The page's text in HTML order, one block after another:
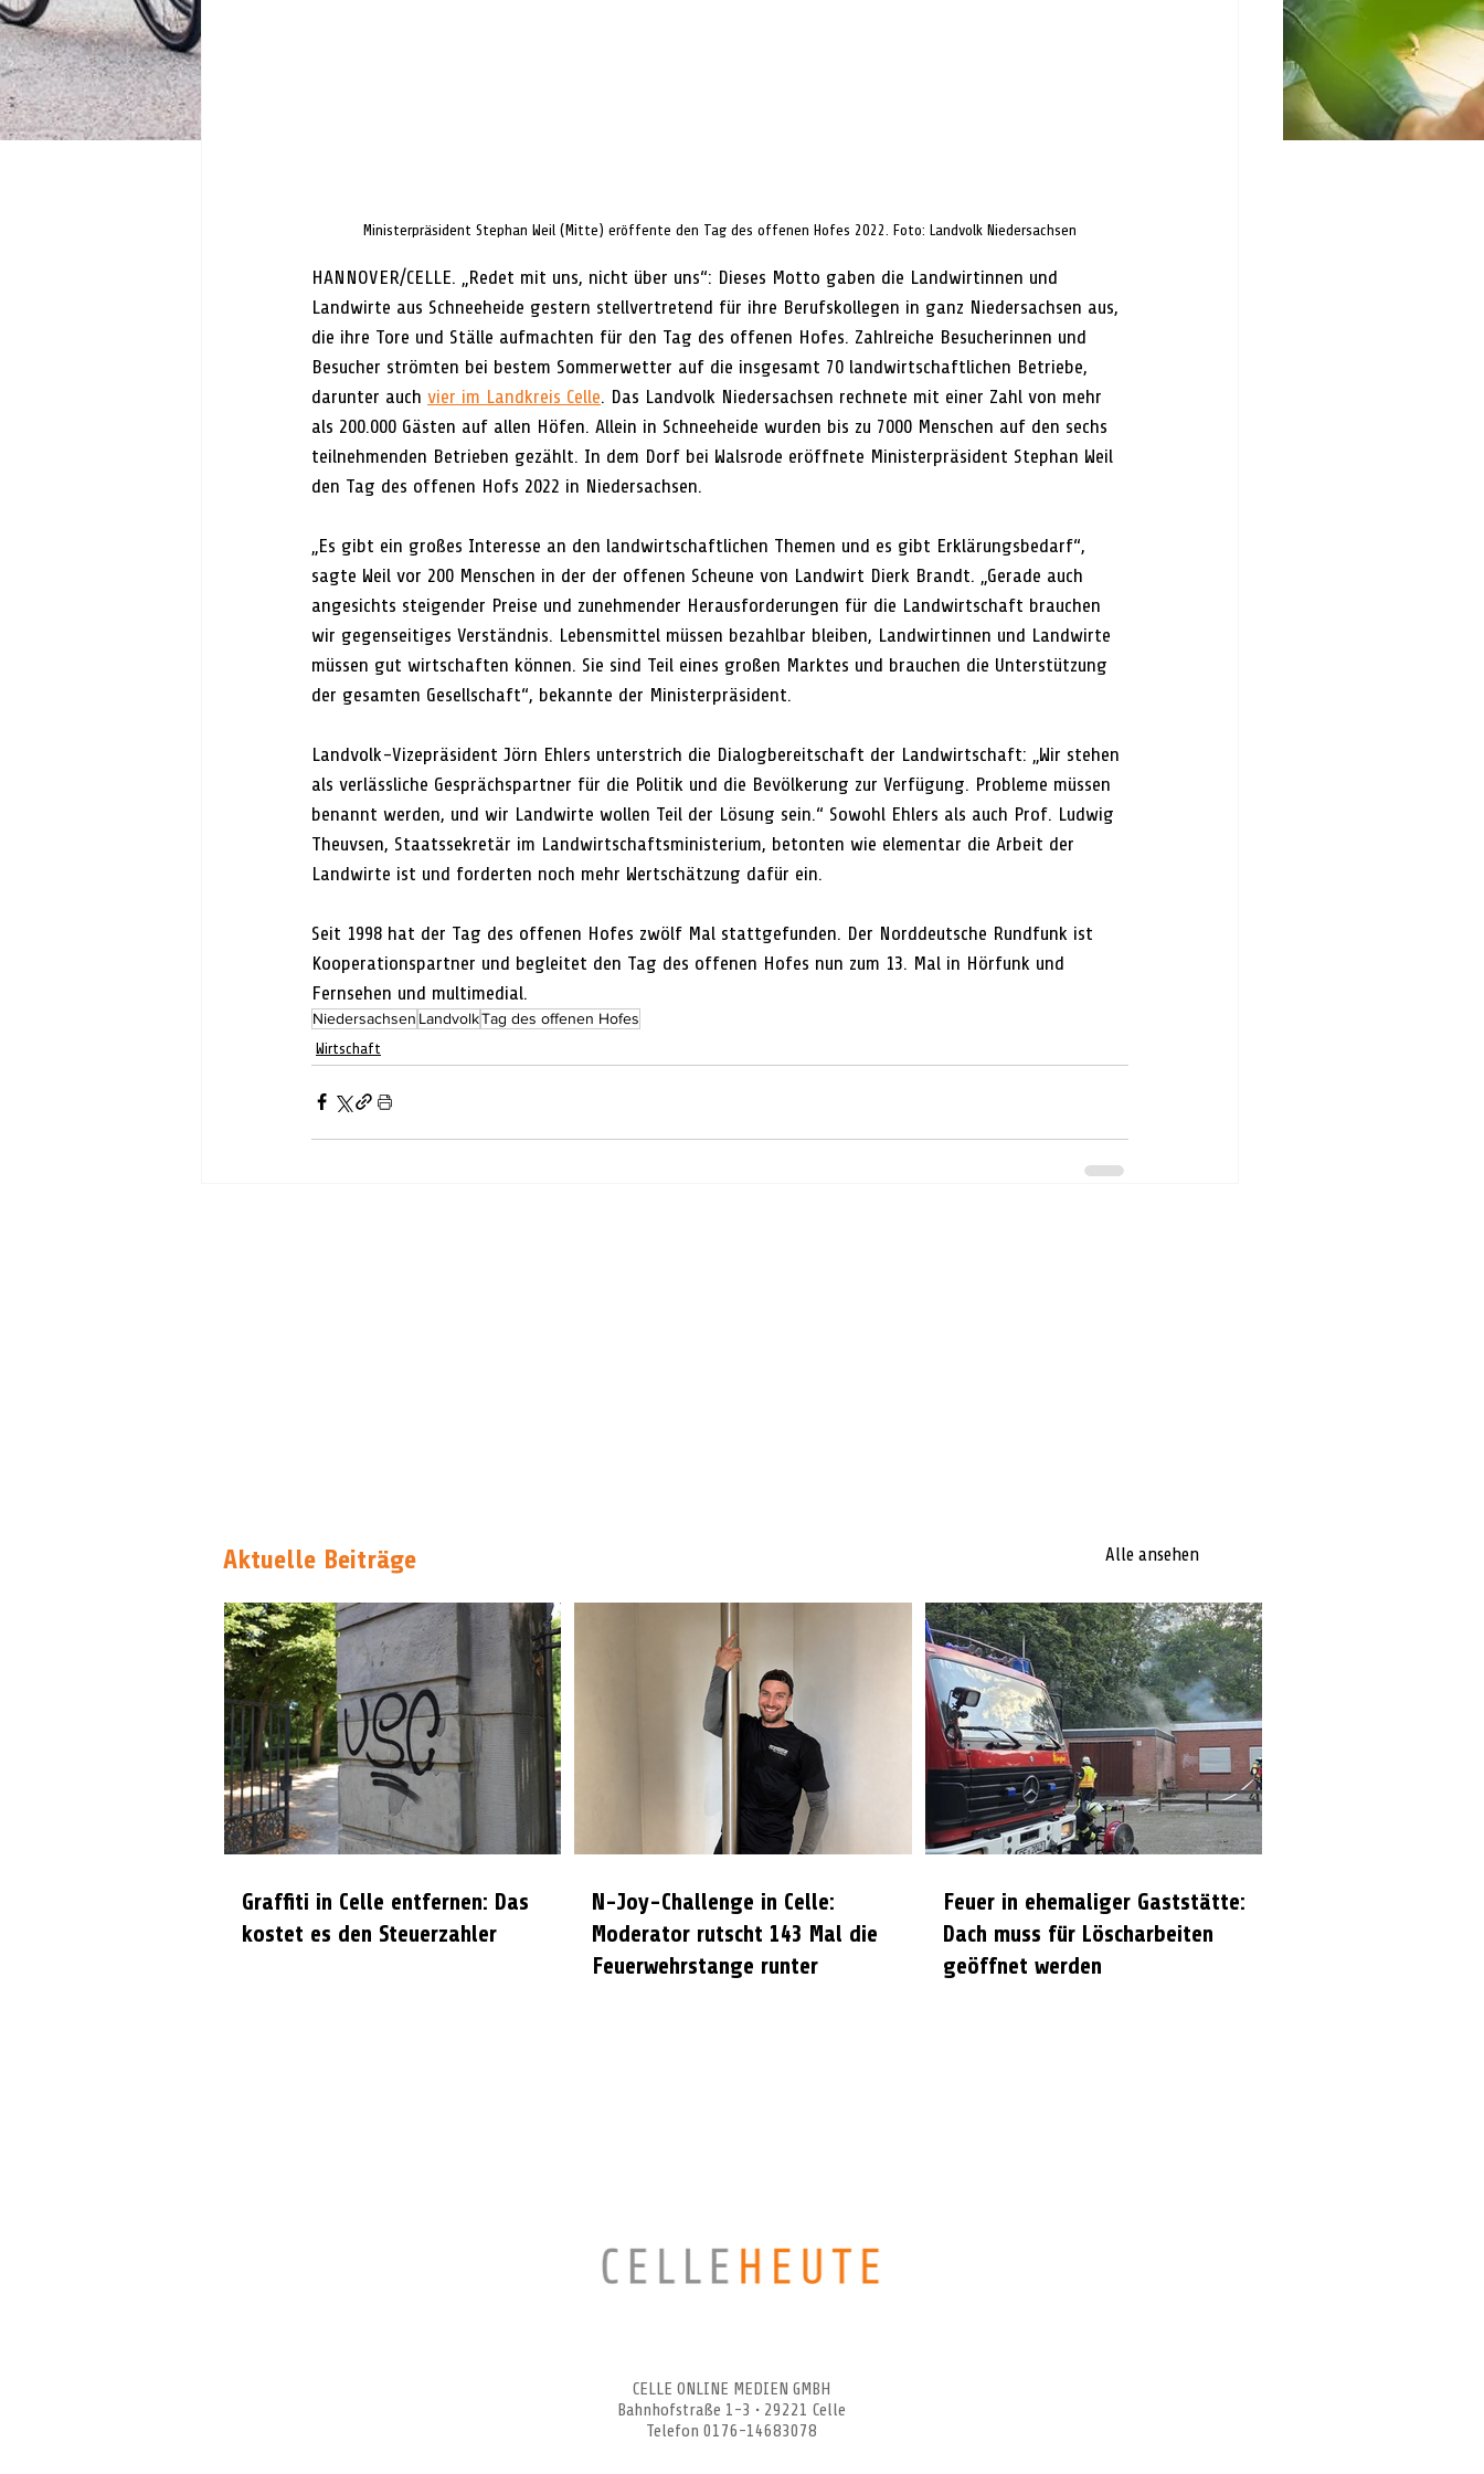
Ministerpräsident Stephan Weil (Mitte) eröffente den Tag des offenen Hofes 2022. Foto: Landvolk Niedersachsen
HANNOVER/CELLE. „Redet mit uns, nicht über uns“: Dieses Motto gaben die Landwirtinnen und
Landwirte aus Schneeheide gestern stellvertretend für ihre Berufskollegen in ganz Niedersachsen aus,
die ihre Tore und Ställe aufmachten für den Tag des offenen Hofes. Zahlreiche Besucherinnen und
Besucher strömten bei bestem Sommerwetter auf die insgesamt 70 landwirtschaftlichen Betriebe,
darunter auch vier im Landkreis Celle. Das Landvolk Niedersachsen rechnete mit einer Zahl von mehr
als 200.000 Gästen auf allen Höfen. Allein in Schneeheide wurden bis zu 7000 Menschen auf den sechs
teilnehmenden Betrieben gezählt. In dem Dorf bei Walsrode eröffnete Ministerpräsident Stephan Weil
den Tag des offenen Hofs 2022 in Niedersachsen.
„Es gibt ein großes Interesse an den landwirtschaftlichen Themen und es gibt Erklärungsbedarf“,
sagte Weil vor 200 Menschen in der der offenen Scheune von Landwirt Dierk Brandt. „Gerade auch
angesichts steigender Preise und zunehmender Herausforderungen für die Landwirtschaft brauchen
wir gegenseitiges Verständnis. Lebensmittel müssen bezahlbar bleiben, Landwirtinnen und Landwirte
müssen gut wirtschaften können. Sie sind Teil eines großen Marktes und brauchen die Unterstützung
der gesamten Gesellschaft“, bekannte der Ministerpräsident.
Landvolk-Vizepräsident Jörn Ehlers unterstrich die Dialogbereitschaft der Landwirtschaft: „Wir stehen
als verlässliche Gesprächspartner für die Politik und die Bevölkerung zur Verfügung. Probleme müssen
benannt werden, und wir Landwirte wollen Teil der Lösung sein.“ Sowohl Ehlers als auch Prof. Ludwig
Theuvsen, Staatssekretär im Landwirtschaftsministerium, betonten wie elementar die Arbeit der
Landwirte ist und forderten noch mehr Wertschätzung dafür ein.
Seit 1998 hat der Tag des offenen Hofes zwölf Mal stattgefunden. Der Norddeutsche Rundfunk ist
Kooperationspartner und begleitet den Tag des offenen Hofes nun zum 13. Mal in Hörfunk und
Fernsehen und multimedial.
Niedersachsen LandvolkTag des offenen Hofes
Wirtschaft
Aktuelle Beiträge Alle ansehen
Graffiti in Celle entfernen: Das
kostet es den Steuerzahler
N-Joy-Challenge in Celle:
Moderator rutscht 143 Mal die
Feuerwehrstange runter
Feuer in ehemaliger Gaststätte:
Dach muss für Löscharbeiten
geöffnet werden
CELLE ONLINE MEDIEN GMBH
Bahnhofstraße 1-3 • 29221 Celle
Telefon 0176-14683078